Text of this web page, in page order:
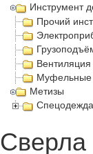
Инструмент
Прочий
Вентиляция
Муфельные
Метизы
Сверла